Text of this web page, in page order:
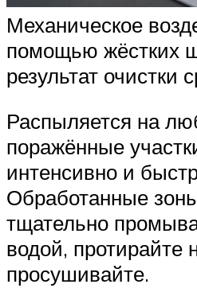
Механическое
помощью жёстких
результат очистки
Распыляется на
поражённые
интенсивно и
Обработанные
тщательно
водой, протирайте
просушивайте.